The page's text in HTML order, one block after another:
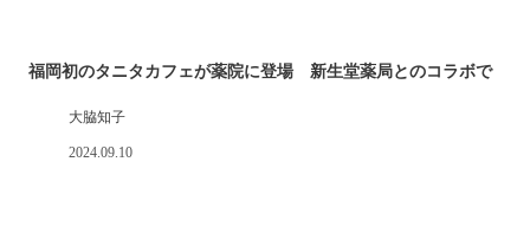
福岡初のタニタカフェが薬院に登場 新生堂薬局とのコラボで
大脇知子
2024.09.10